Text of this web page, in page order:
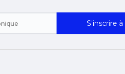
S'inscrire